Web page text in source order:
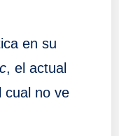
en su
, el actual
cual no ve